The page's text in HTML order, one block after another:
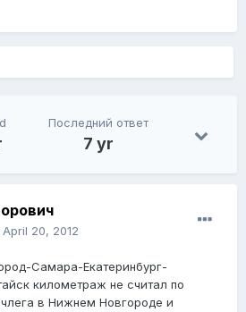
Последний ответ
7 yr
April 20, 2012
Самара-Екатеринбург-
километраж не считал по
в Нижнем Новгороде и